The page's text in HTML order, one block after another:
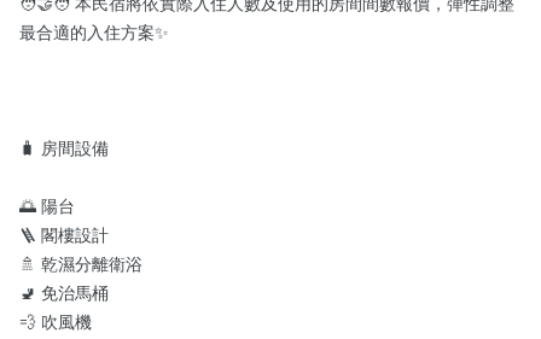
最合適的入住方案✨
🧳 房間設備
🌅 陽台
🪜 閣樓設計
🚿 乾濕分離衛浴
🚽 免治馬桶
💨 吹風機